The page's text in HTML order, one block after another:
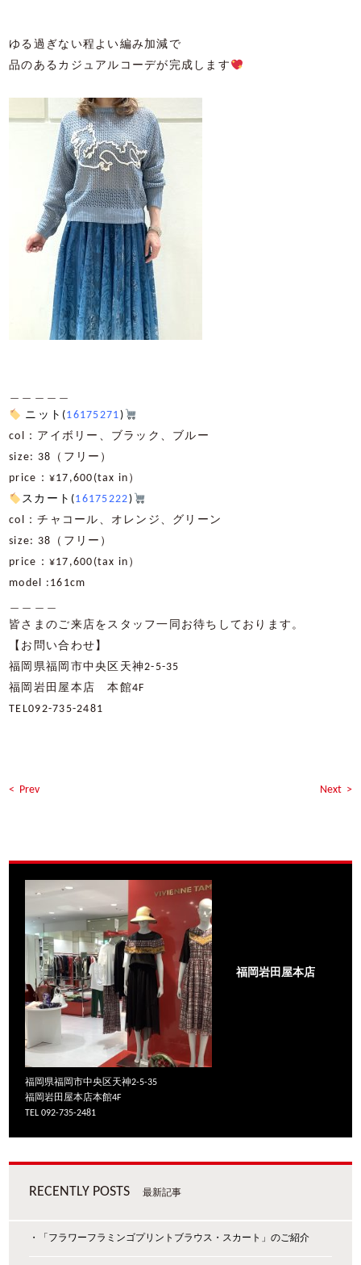
ゆる過ぎない程よい編み加減で
品のあるカジュアルコーデが完成します
ニット(16175271 )
col：アイボリー、ブラック、ブルー
size: 38（フリー）
price：¥17,600(tax in）
スカート(16175222 )
col：チャコール、オレンジ、グリーン
size: 38（フリー）
price：¥17,600(tax in）
model :161cm
皆さまのご来店をスタッフ一同お待ちしております。
【お問い合わせ】
福岡県福岡市中央区天神2-5-35
福岡岩田屋本店 本館4F
TEL092-735-2481
< Prev Next >
福岡岩田屋本店
福岡県福岡市中央区天神2-5-35
福岡岩田屋本店本館4F
TEL 092-735-2481
RECENTLY POSTS 最新記事
・「フラワーフラミンゴプリントブラウス・スカート」のご紹介